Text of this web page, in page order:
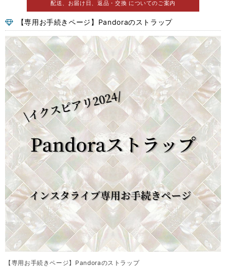
配送、お届け日、返品・交換 についてのご案内
【専用お手続きページ】Pandoraのストラップ
【専用お手続きページ】Pandoraのストラップ